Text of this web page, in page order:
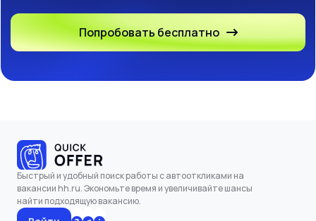
Попробовать бесплатно
Быстрый и удобный поиск работы с автооткликами на
вакансии hh.ru. Экономьте время и увеличивайте шансы
найти подходящую вакансию.